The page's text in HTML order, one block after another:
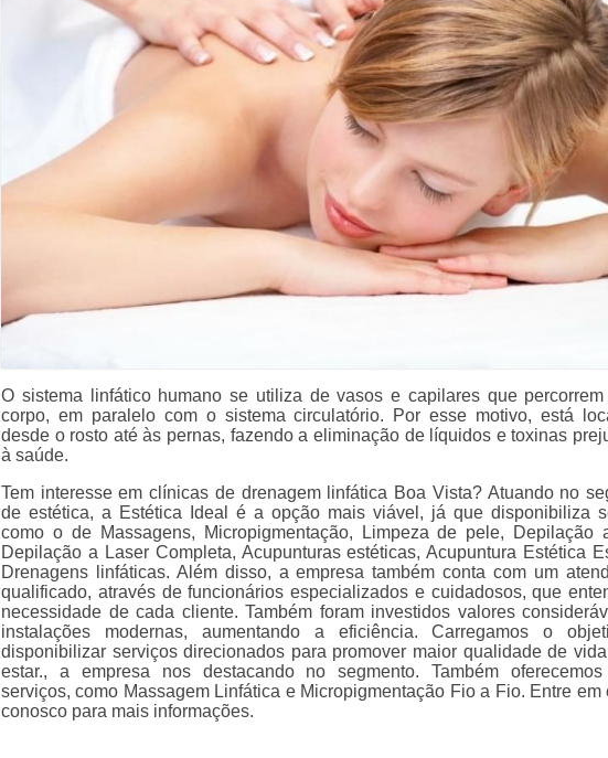
O sistema linfático humano se utiliza de vasos e capilares que
corpo, em paralelo com o sistema circulatório. Por esse motivo, está
desde o rosto até às pernas, fazendo a eliminação de líquidos e toxinas
à saúde.
Tem interesse em clínicas de drenagem linfática Boa Vista? Atuando no
de estética, a Estética Ideal é a opção mais viável, já que disponibiliza
como o de Massagens, Micropigmentação, Limpeza de pele, Depilação
Depilação a Laser Completa, Acupunturas estéticas, Acupuntura Estética
Drenagens linfáticas. Além disso, a empresa também conta com um
qualificado, através de funcionários especializados e cuidadosos, que
necessidade de cada cliente. Também foram investidos valores
instalações modernas, aumentando a eficiência. Carregamos o
disponibilizar serviços direcionados para promover maior qualidade de
estar., a empresa nos destacando no segmento. Também
serviços, como Massagem Linfática e Micropigmentação Fio a Fio. Entre em
conosco para mais informações.